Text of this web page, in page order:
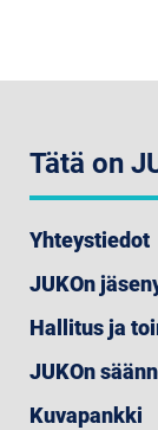
Tätä on
Yhteystiedot
JUKOn
Hallitus ja
JUKOn
Kuvapankki